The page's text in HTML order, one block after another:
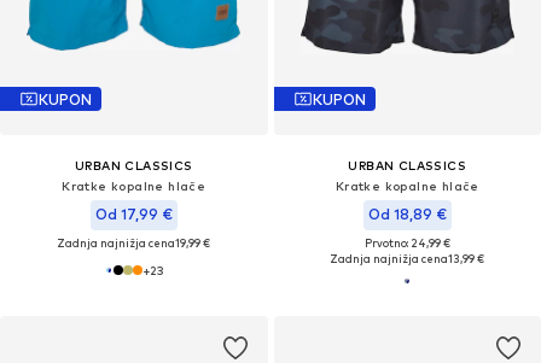
KUPON
URBAN CLASSICS
Kratke kopalne hlače
Od 17,99 €
Zadnja najnižja cena19,99 €
+23
KUPON
URBAN CLASSICS
Kratke kopalne hlače
Od 18,89 €
Prvotno: 24,99 €
Zadnja najnižja cena13,99 €